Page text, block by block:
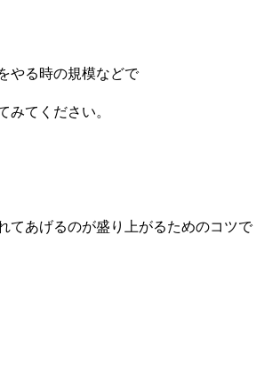
やる時の規模などで
みてください。
てあげるのが盛り上がるためのコツで